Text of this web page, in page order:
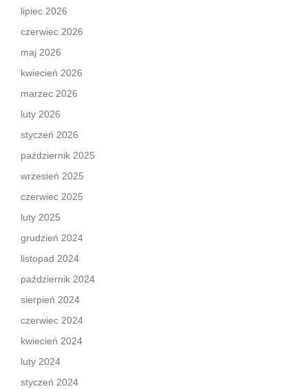
lipiec 2026
czerwiec 2026
maj 2026
kwiecień 2026
marzec 2026
luty 2026
styczeń 2026
październik 2025
wrzesień 2025
czerwiec 2025
luty 2025
grudzień 2024
listopad 2024
październik 2024
sierpień 2024
czerwiec 2024
kwiecień 2024
luty 2024
styczeń 2024